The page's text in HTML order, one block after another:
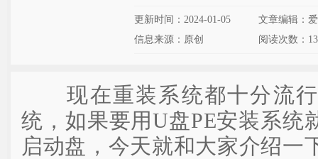
更新时间：2024-01-05
文章编辑：
信息来源：原创
阅读次数：
现在重装系统都十分流行
统，如果要用U盘PE安装系统
启动盘，今天就和大家介绍一